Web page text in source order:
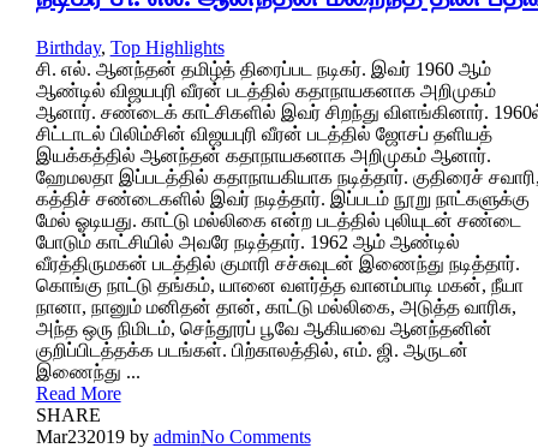
Birthday, Top Highlights
சி. எல். ஆனந்தன் தமிழ்த் திரைப்பட நடிகர். இவர் 1960 ஆம்
ஆண்டில் விஜயபுரி வீரன் படத்தில் கதாநாயகனாக அறிமுகம்
ஆனார். சண்டைக் காட்சிகளில் இவர் சிறந்து விளங்கினார்.
சிட்டாடல் பிலிம்சின் விஜயபுரி வீரன் படத்தில் ஜோசப் தளியத்
இயக்கத்தில் ஆனந்தன் கதாநாயகனாக அறிமுகம் ஆனார்.
ஹேமலதா இப்படத்தில் கதாநாயகியாக நடித்தார். குதிரைச்
கத்திச் சண்டைகளில் இவர் நடித்தார். இப்படம் நூறு நாட்களுக்கு
மேல் ஓடியது. காட்டு மல்லிகை என்ற படத்தில் புலியுடன் சண்டை
போடும் காட்சியில் அவரே நடித்தார். 1962 ஆம் ஆண்டில்
வீரத்திருமகன் படத்தில் குமாரி சச்சுவுடன் இணைந்து நடித்தார்.
கொங்கு நாட்டு தங்கம், யானை வளர்த்த வானம்பாடி மகன், நீயா
நானா, நானும் மனிதன் தான், காட்டு மல்லிகை, அடுத்த வாரிசு,
அந்த ஒரு நிமிடம், செந்தூரப் பூவே ஆகியவை ஆனந்தனின்
குறிப்பிடத்தக்க படங்கள். பிற்காலத்தில், எம். ஜி. ஆருடன்
இணைந்து ...
Read More
SHARE
Mar232019by adminNo Comments